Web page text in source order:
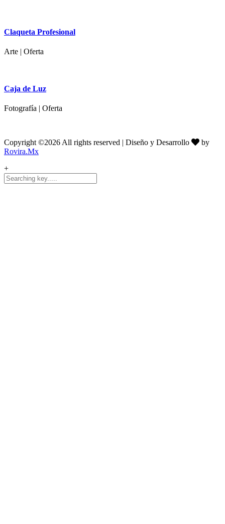
Claqueta Profesional
Arte | Oferta
Caja de Luz
Fotografía | Oferta
Copyright ©2026 All rights reserved | Diseño y Desarrollo
by
Rovira.Mx
+